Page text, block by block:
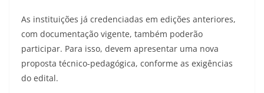
As instituições já credenciadas em edições anteriores,
com documentação vigente, também poderão
participar. Para isso, devem apresentar uma nova
proposta técnico-pedagógica, conforme as exigências
do edital.